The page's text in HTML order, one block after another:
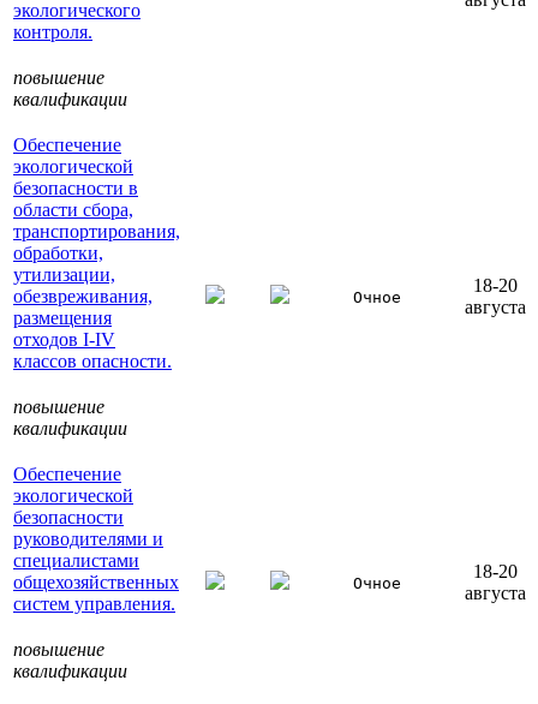
экологического
контроля.
повышение
квалификации
Обеспечение
экологической
безопасности в
области сбора,
транспортирования,
обработки,
утилизации,
обезвреживания,
размещения
отходов I-IV
классов опасности.
повышение
квалификации
Очное
18-20
августа
Обеспечение
экологической
безопасности
руководителями и
специалистами
общехозяйственных
систем управления.
повышение
квалификации
Очное
18-20
августа